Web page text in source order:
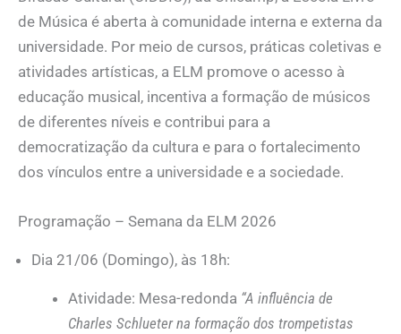
de Música é aberta à comunidade interna e externa da
universidade. Por meio de cursos, práticas coletivas e
atividades artísticas, a ELM promove o acesso à
educação musical, incentiva a formação de músicos
de diferentes níveis e contribui para a
democratização da cultura e para o fortalecimento
dos vínculos entre a universidade e a sociedade.
Programação – Semana da ELM 2026
Dia 21/06 (Domingo), às 18h:
Atividade: Mesa-redonda “A influência de
Charles Schlueter na formação dos trompetistas